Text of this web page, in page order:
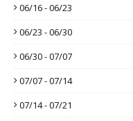
06/16 - 06/23
06/23 - 06/30
06/30 - 07/07
07/07 - 07/14
07/14 - 07/21